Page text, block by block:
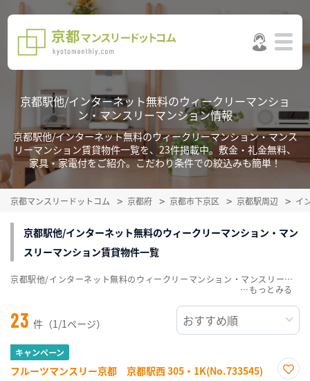
京都駅他/インターネット無料のウィークリーマンショ
ン・マンスリーマンション情報
京都駅他/インターネット無料のウィークリーマンション・マンス
リーマンション賃貸物件一覧を、23件掲載中。敷金・礼金無料、
家具・家電付をご紹介。こだわり条件での絞込みも簡単！
京都マンスリードットコム 京都府 京都市下京区 京都駅周辺 イ
京都駅他/インターネット無料のウィークリーマンション・マン
スリーマンション賃貸物件一覧
23 件（1/1ページ）
キャンペーン
フルーツマンスリー京都 京都駅西 305・1K(No.733545)
京都駅他/インターネット無料のウィークリーマンション・マンスリーマンション賃貸物件一覧を、23件掲載中。敷金・礼金無料、家具・家電付をご紹介。こだわり条件での絞込みも簡単！
…